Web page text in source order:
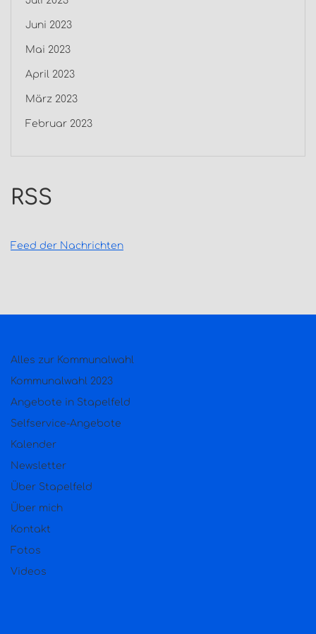
Juni 2023
Mai 2023
April 2023
März 2023
Februar 2023
RSS
Feed der Nachrichten
Alles zur Kommunalwahl
Kommunalwahl 2023
Angebote in Stapelfeld
Selfservice-Angebote
Kalender
Newsletter
Über Stapelfeld
Über mich
Kontakt
Fotos
Videos